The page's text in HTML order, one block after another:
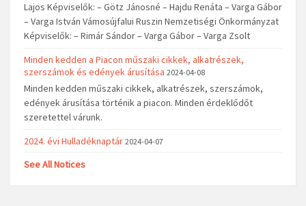
Lajos Képviselők: – Götz Jánosné – Hajdu Renáta – Varga Gábor
– Varga István Vámosújfalui Ruszin Nemzetiségi Önkormányzat
Képviselők: – Rimár Sándor – Varga Gábor – Varga Zsolt
Minden kedden a Piacon műszaki cikkek, alkatrészek,
szerszámok és edények árusítása 2024-04-08
Minden kedden műszaki cikkek, alkatrészek, szerszámok,
edények árusítása történik a piacon. Minden érdeklődőt
szeretettel várunk.
2024. évi Hulladéknaptár 2024-04-07
See All Notices